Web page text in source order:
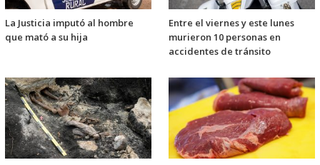
La Justicia imputó al hombre
que mató a su hija
Entre el viernes y este lunes
murieron 10 personas en
accidentes de tránsito